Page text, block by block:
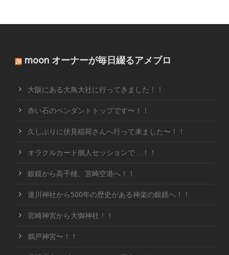
moon オーナーが毎日綴るアメブロ
大阪にある大鳥大社に行ってきました！！
赤い石のペンダントトップです〜！！
久しぶりに伏見稲荷さんへ行って来ました〜！！
オラクルカード個人セッションで…！！
銀鏡から高千穂、宮崎空港へ！！
速川神社から500年の歴史がある神楽の銀鏡へ！！
宮崎神宮から大御神社！！
鵜戸神宮〜！！